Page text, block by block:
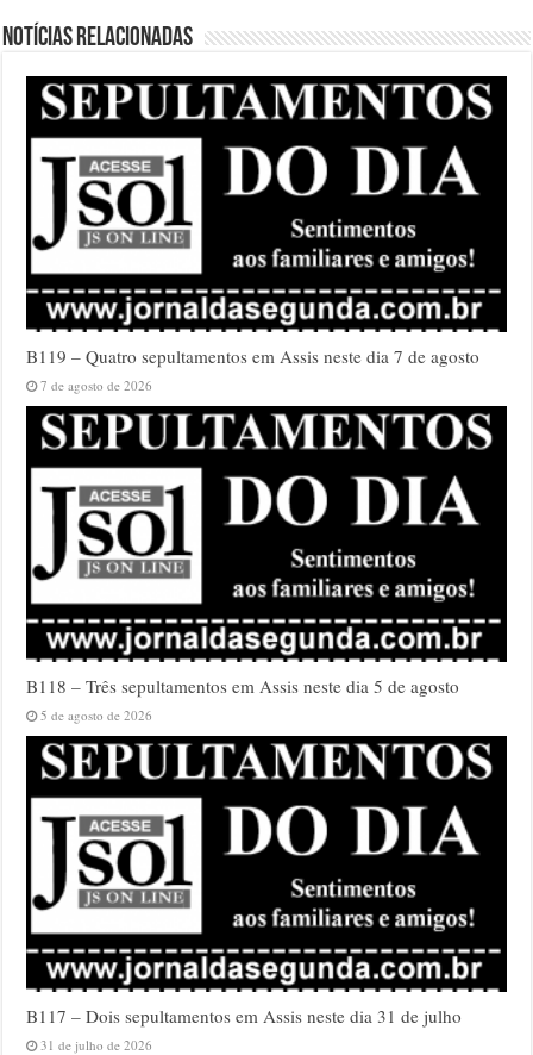
Notícias relacionadas
B119 – Quatro sepultamentos em Assis neste dia 7 de agosto
7 de agosto de 2026
B118 – Três sepultamentos em Assis neste dia 5 de agosto
5 de agosto de 2026
B117 – Dois sepultamentos em Assis neste dia 31 de julho
31 de julho de 2026